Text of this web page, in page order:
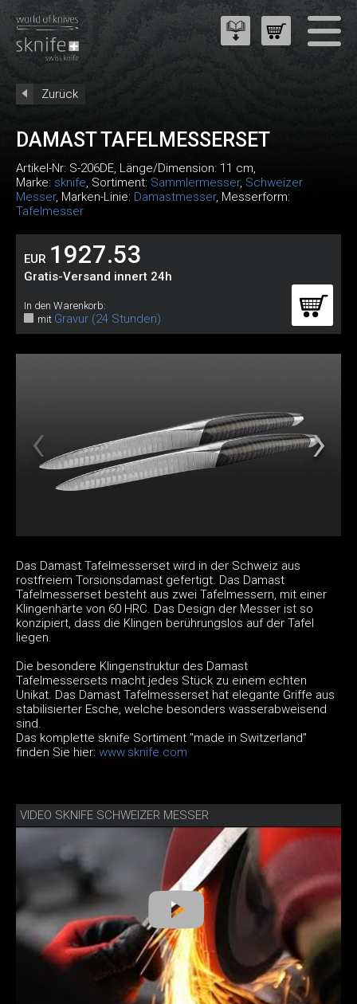
Zurück
DAMAST TAFELMESSERSET
Artikel-Nr: S-206DE, Länge/Dimension: 11 cm,
Marke: sknife, Sortiment: Sammlermesser, Schweizer
Messer, Marken-Linie: Damastmesser, Messerform:
Tafelmesser
EUR 1927.53
Gratis-Versand innert 24h
In den Warenkorb:
mit Gravur (24 Stunden)
Das Damast Tafelmesserset wird in der Schweiz aus
rostfreiem Torsionsdamast gefertigt. Das Damast
Tafelmesserset besteht aus zwei Tafelmessern, mit einer
Klingenhärte von 60 HRC. Das Design der Messer ist so
konzipiert, dass die Klingen berührungslos auf der Tafel
liegen.
Die besondere Klingenstruktur des Damast
Tafelmessersets macht jedes Stück zu einem echten
Unikat. Das Damast Tafelmesserset hat elegante Griffe aus
stabilisierter Esche, welche besonders wasserabweisend
sind.
Das komplette sknife Sortiment "made in Switzerland"
finden Sie hier: www.sknife.com
VIDEO SKNIFE SCHWEIZER MESSER